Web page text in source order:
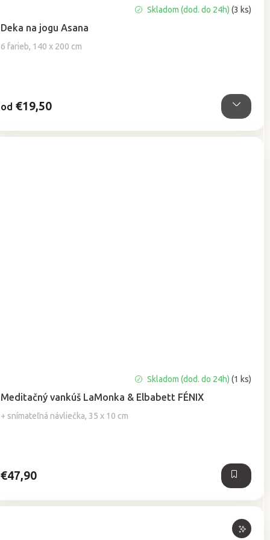
Deka na jogu Asana
6 farieb, 140 x 200 cm
hodnotenie
produktu
je
Skladom (dod. do 24h)(3 ks)
od €19,50
Meditačný vankúš LaMonka & Elbabett FÉNIX
+ snímateľná návliečka, 35 x 10 cm
hodnotenie
produktu
je
Skladom (dod. do 24h)(1 ks)
€47,90